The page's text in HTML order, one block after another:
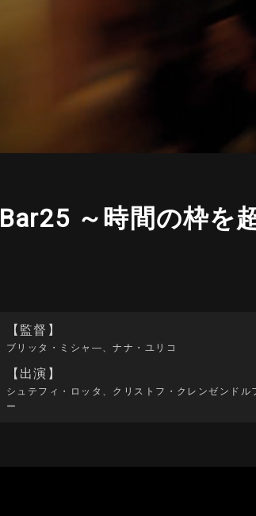
Bar25 ～時間の枠を
【監督】
ブリッタ・ミシャ―、ナナ・ユリコ
【出演】
シュテフィ・ロッタ、クリストフ・クレンゼンド
ー